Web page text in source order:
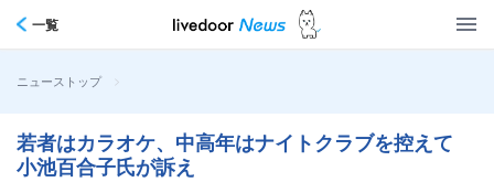
一覧
ニューストップ >
若者はカラオケ、中高年はナイトクラブを控えて
小池百合子氏が訴え